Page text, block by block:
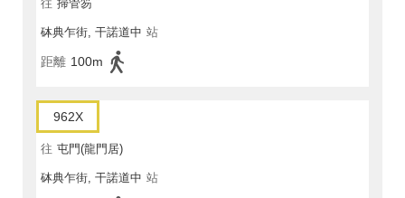
往 掃管笏
砵典乍街, 干諾道中 站
距離 100m
962X
往 屯門(龍門居)
砵典乍街, 干諾道中 站